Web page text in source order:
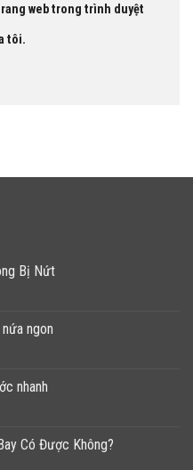
web trong trình duyệt
tôi.
Bị Nứt
ngon
nhanh
Có Được Không?